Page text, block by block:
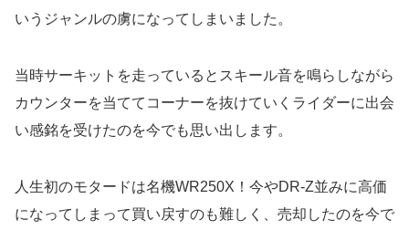
いうジャンルの虜になってしまいました。
当時サーキットを走っているとスキール音を鳴らしながら
カウンターを当ててコーナーを抜けていくライダーに出会
い感銘を受けたのを今でも思い出します。
人生初のモタードは名機WR250X！今やDR-Z並みに高価
になってしまって買い戻すのも難しく、売却したのを今で